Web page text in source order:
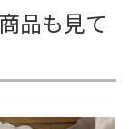
品も見て